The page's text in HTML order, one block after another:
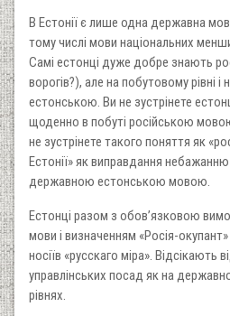
В Естонії є лише одна державна
тому числі мови національних
Самі естонці дуже добре знають
ворогів?), але на побутовому рівні
естонською. Ви не зустрінете
щоденно в побуті російською
не зустрінете такого поняття як
Естонії» як виправдання
державною естонською мовою.
Естонці разом з обов’язковою
мови і визначенням «Росія-
носіїв «русскаго міра». Відсікають
управлінських посад як на
рівнях.